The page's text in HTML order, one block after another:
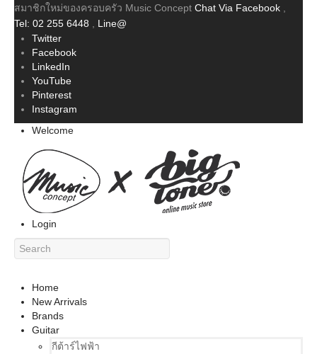
สมาชิกใหม่ของครอบครัว Music Concept Chat Via Facebook
Tel: 02 255 6448
Line@
Twitter
Facebook
LinkedIn
YouTube
Pinterest
Instagram
Welcome
Login
Home
New Arrivals
Brands
Guitar
กีต้าร์ไฟฟ้า